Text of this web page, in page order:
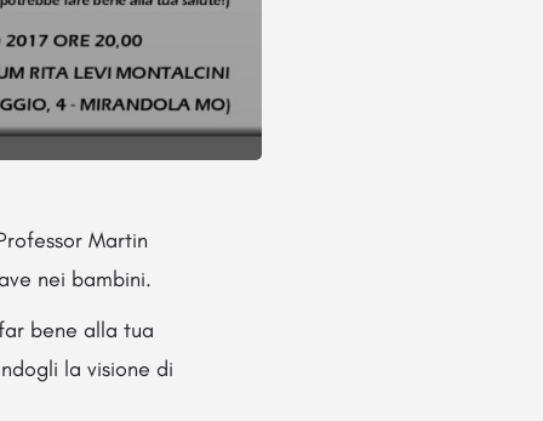
Martin
nei bambini.
bene alla tua
la visione di